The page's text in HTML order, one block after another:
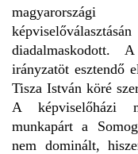
diadalmaskodott.
irányzatöt esztendő
Tisza István köré
A képviselőházi
munkapárt a
nem dominált,